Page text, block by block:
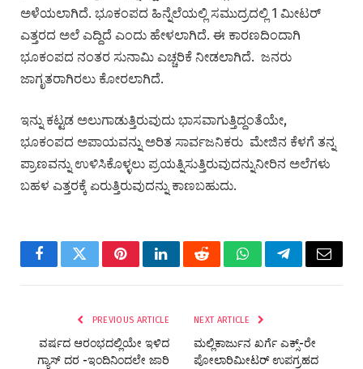
ಅಳೆಯಲಾಗಿದೆ. ಭೂಕಂಪದ ಹಿನ್ನೆಲೆಯಲ್ಲಿ ಸಮುದ್ರದಲ್ಲಿ 1 ಮೀಟರ್
ಎತ್ತರದ ಅಲೆ ಎದ್ದಿದೆ ಎಂದು ಹೇಳಲಾಗಿದೆ. ಈ ಕಾರಣದಿಂದಾಗಿ
ಭೂಕಂಪದ ನಂತರ ಸುನಾಮಿ ಎಚ್ಚರಿಕೆ ನೀಡಲಾಗಿದೆ. ಜನರು
ಜಾಗೃತರಾಗಿರಲು ಕೋರಲಾಗಿದೆ.
ಇನ್ನು ಕಟ್ಟಡ ಅಲುಗಾಡುತ್ತಿರುವುದು ಭಾಸವಾಗುತ್ತಿದ್ದಂತೆಯೇ,
ಭೂಕಂಪದ ಅಪಾಯವನ್ನು ಅರಿತ ಸಾರ್ವಜನಿಕರು ಮೇಜಿನ ಕೆಳಗೆ ತನ್ನ
ಪ್ರಾಣವನ್ನು ಉಳಿಸಿಕೊಳ್ಳಲು ಪ್ರಯತ್ನಿಸುತ್ತಿರುವುದನ್ನುನೀರಿನ ಅಲೆಗಳು
ಬಹಳ ಎತ್ತರಕ್ಕೆ ಏರುತ್ತಿರುವುದನ್ನು ಕಾಣಬಹುದು.
FacebookTwitterPinterestLinkedInRedditWhatsAppTelegramEmail
PREVIOUS ARTICLE
ವರ್ಷದ ಆರಂಭದಲ್ಲಿಯೇ ಇಳಿದ
ಗ್ಯಾಸ್ ದರ -ಇಂದಿನಿಂದಲೇ ಜಾರಿ
NEXT ARTICLE
ಮಲ್ಲಿಕಾರ್ಜುನ ಖರ್ಗೆ ಎಕ್ಸ್-ರೇ
ಪೋಲಾರಿಮೀಟರ್ ಉಪಗ್ರಹದ